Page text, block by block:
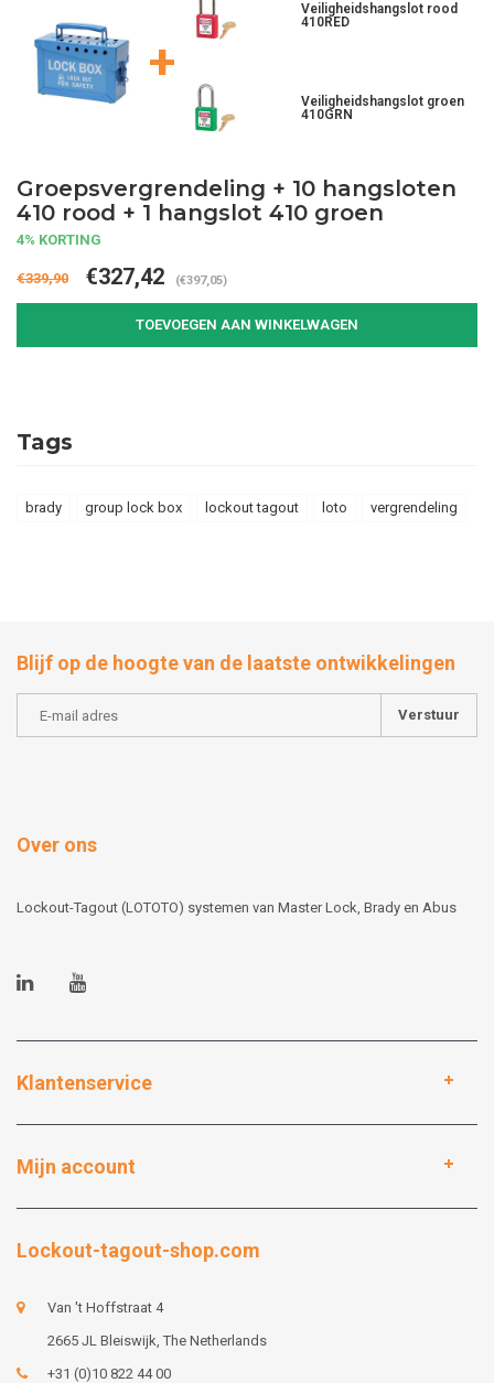
+
Veiligheidshangslot rood
410RED
Veiligheidshangslot groen
410GRN
Groepsvergrendeling + 10 hangsloten
410 rood + 1 hangslot 410 groen
4% KORTING
€339,90 €327,42 (€397,05)
TOEVOEGEN AAN WINKELWAGEN
Tags
brady group lock box lockout tagout loto vergrendeling
Blijf op de hoogte van de laatste ontwikkelingen
Verstuur
Over ons
Lockout-Tagout (LOTOTO) systemen van Master Lock, Brady en Abus
Klantenservice
Mijn account
Lockout-tagout-shop.com
Van 't Hoffstraat 4
2665 JL Bleiswijk, The Netherlands
+31 (0)10 822 44 00